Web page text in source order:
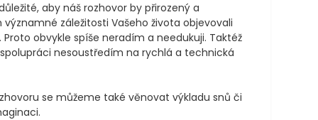
aby náš rozhovor by přirozený a
záležitosti Vašeho života objevovali
Proto obvykle spíše neradím a needukuji. Taktéž
nesoustředím na rychlá a technická
se můžeme také věnovat výkladu snů či